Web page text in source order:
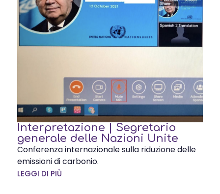
Interpretazione | Segretario
generale delle Nazioni Unite
Conferenza internazionale sulla riduzione delle
emissioni di carbonio.
LEGGI DI PIÙ